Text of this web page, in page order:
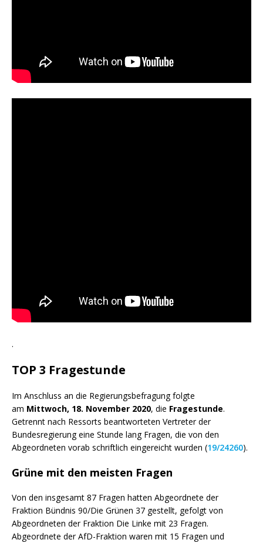
.
TOP 3 Fragestunde
Im Anschluss an die Regierungsbefragung folgte
am Mittwoch, 18. November 2020, die Fragestunde.
Getrennt nach Ressorts beantworteten Vertreter der
Bundesregierung eine Stunde lang Fragen, die von den
Abgeordneten vorab schriftlich eingereicht wurden (19/24260).
Grüne mit den meisten Fragen
Von den insgesamt 87 Fragen hatten Abgeordnete der
Fraktion Bündnis 90/Die Grünen 37 gestellt, gefolgt von
Abgeordneten der Fraktion Die Linke mit 23 Fragen.
Abgeordnete der AfD-Fraktion waren mit 15 Fragen und